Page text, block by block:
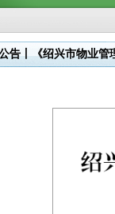
告丨《绍兴市物业管